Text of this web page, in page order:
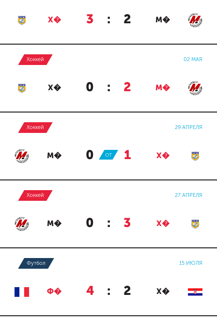
Х� 3 : 2 М�
Хоккей 02 МАЯ
Х� 0 : 2 М�
Хоккей 29 АПРЕЛЯ
М� 0 : 1 Х�
ОТ
Хоккей 27 АПРЕЛЯ
М� 0 : 3 Х�
Футбол 15 ИЮЛЯ
Ф� 4 : 2 Х�